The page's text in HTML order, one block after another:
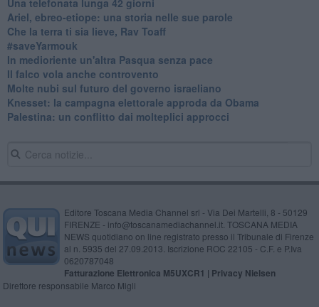
​Ariel, ebreo-etiope: una storia nelle sue parole
Che la terra ti sia lieve, Rav Toaff
​#saveYarmouk
​In medioriente un'altra Pasqua senza pace
​Il falco vola anche controvento
Molte nubi sul futuro del governo israeliano
Knesset: la campagna elettorale approda da Obama
Palestina: un conflitto dai molteplici approcci
Editore Toscana Media Channel srl - Via Dei Martelli, 8 - 50129
FIRENZE - info@toscanamediachannel.it. TOSCANA MEDIA
NEWS quotidiano on line registrato presso il Tribunale di Firenze
al n. 5935 del 27.09.2013. Iscrizione ROC 22105 - C.F. e P.Iva
0620787048
Fatturazione Elettronica M5UXCR1 | Privacy Nielsen
Direttore responsabile Marco Migli